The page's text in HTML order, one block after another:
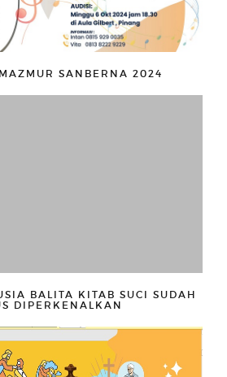
SANBERNA 2024
BALITA KITAB SUCI SUDAH
DIPERKENALKAN